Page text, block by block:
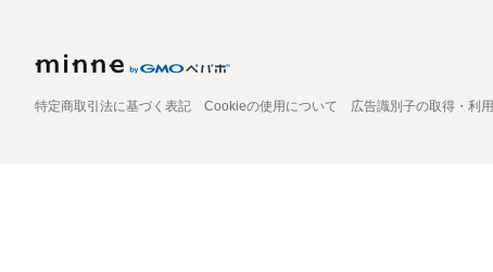
特定商取引法に基づく表記 Cookieの使用について 広告識別子の取得・利用